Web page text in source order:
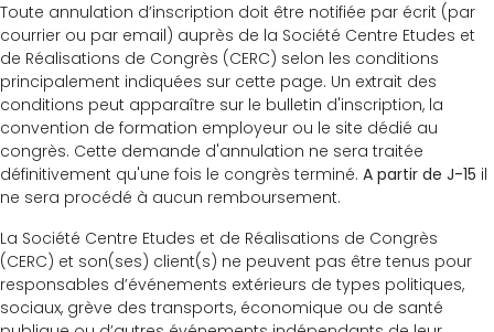
Toute annulation d’inscription doit être notifiée par écrit (par
courrier ou par email) auprès de la Société Centre Etudes et
de Réalisations de Congrès (CERC) selon les conditions
principalement indiquées sur cette page. Un extrait des
conditions peut apparaître sur le bulletin d'inscription, la
convention de formation employeur ou le site dédié au
congrès. Cette demande d'annulation ne sera traitée
définitivement qu'une fois le congrès terminé. A partir de J-15 il
ne sera procédé à aucun remboursement.
La Société Centre Etudes et de Réalisations de Congrès
(CERC) et son(ses) client(s) ne peuvent pas être tenus pour
responsables d’événements extérieurs de types politiques,
sociaux, grève des transports, économique ou de santé